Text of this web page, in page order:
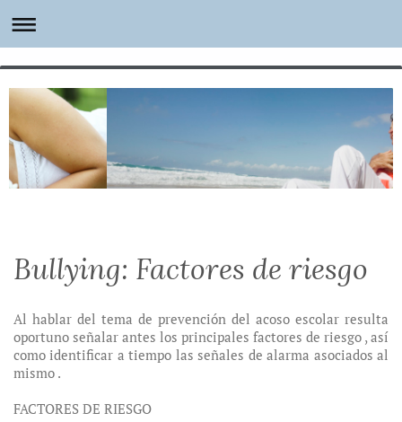
Bullying: Factores de riesgo
Al hablar del tema de prevención del acoso escolar resulta
oportuno señalar antes los principales factores de riesgo , así
como identificar a tiempo las señales de alarma asociados al
mismo .
FACTORES DE RIESGO